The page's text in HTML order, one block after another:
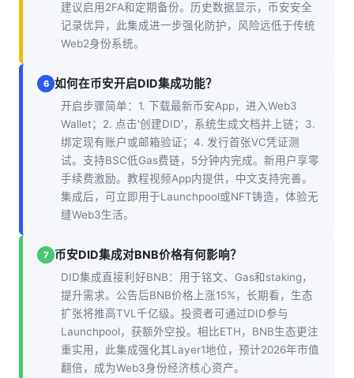
建议启用2FA和定期备份。历史数据显示，币安安全
记录优异，此集成进一步强化防护，风险远低于传统
Web2身份系统。
6 如何在币安开启DID集成功能？
开启步骤简单：1. 下载最新币安App，进入Web3
Wallet；2. 点击'创建DID'，系统生成文档并上链；3.
绑定现有账户或邮箱验证；4. 发行首张VC凭证测
试。支持BSC低Gas费链，5分钟内完成。新用户享零
手续费激励。教程视频App内提供，中文支持完善。
集成后，可立即用于Launchpool或NFT铸造，体验无
缝Web3生活。
7 币安DID集成对BNB价格有何影响？
DID集成直接利好BNB：用于铭文、Gas和staking，
提升需求。公告后BNB价格上涨15%，长期看，生态
扩张将推高TVL千亿级。投资者可通过DID参与
Launchpool，获额外空投。相比ETH，BNB生态更注
重实用，此集成强化其Layer1地位，预计2026年市值
翻倍，成为Web3身份经济核心资产。